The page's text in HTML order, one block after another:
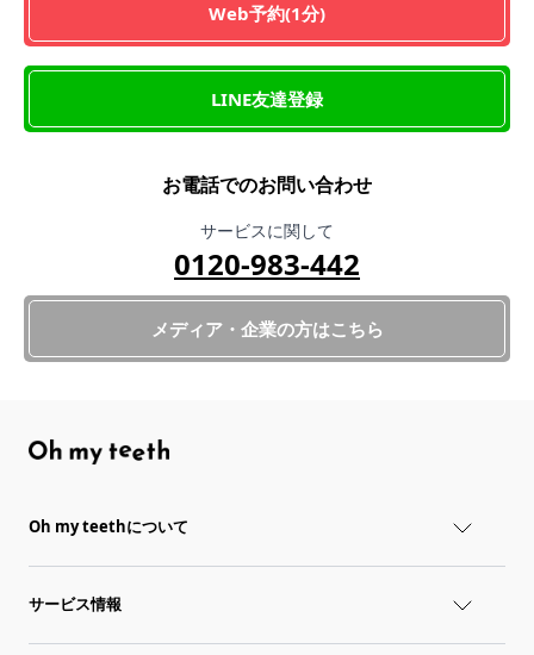
Web予約(1分)
LINE友達登録
お電話でのお問い合わせ
サービスに関して
0120-983-442
メディア・企業の方はこちら
Oh my teethについて
サービス情報